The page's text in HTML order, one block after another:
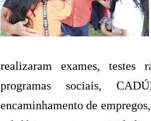
realizaram exames, testes
programas sociais,
encaminhamento de